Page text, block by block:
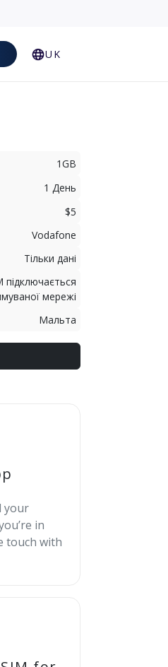
UK
1GB
1 День
$5
Vodafone
Тільки дані
підключається
мережі
Мальта
your
in
touch with